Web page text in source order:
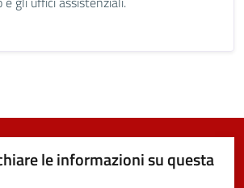
le informazioni su questa